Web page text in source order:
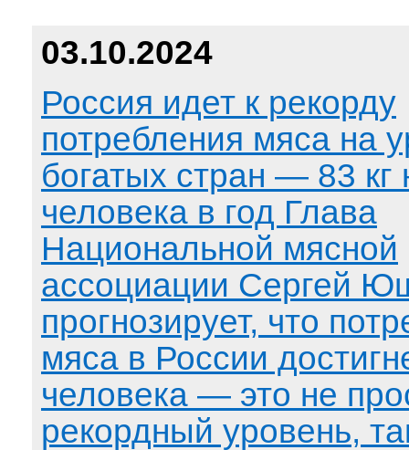
03.10.2024
Россия идет к рекорду
потребления мяса на
богатых стран — 83 кг
человека в год Глава
Национальной мясной
ассоциации Сергей
прогнозирует, что
мяса в России
человека — это не
рекордный уровень,